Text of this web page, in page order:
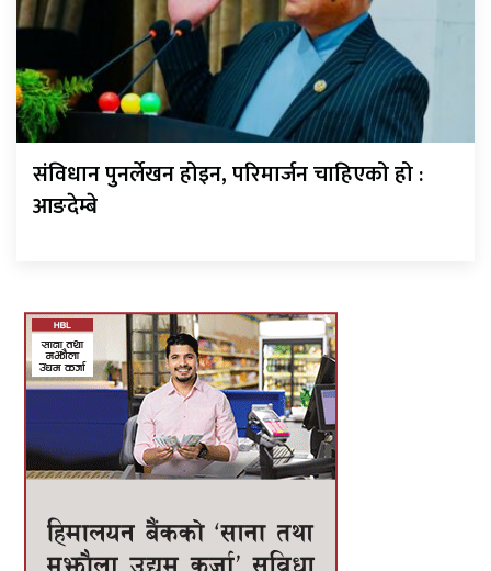
संविधान पुनर्लेखन होइन, परिमार्जन चाहिएको हो :
आङदेम्बे